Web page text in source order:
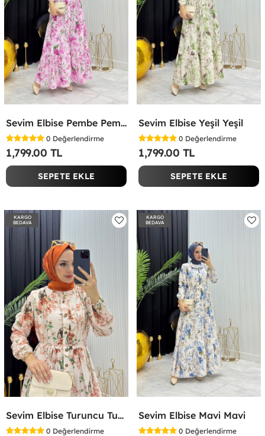
Sevim Elbise Pembe Pembe
0 Değerlendirme
1,799.00 TL
SEPETE EKLE
Sevim Elbise Yeşil Yeşil
0 Değerlendirme
1,799.00 TL
SEPETE EKLE
KARGO
BEDAVA
Sevim Elbise Turuncu Turuncu
0 Değerlendirme
KARGO
BEDAVA
Sevim Elbise Mavi Mavi
0 Değerlendirme